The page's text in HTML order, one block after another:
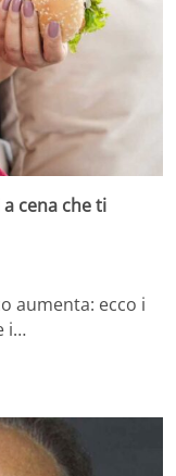
cena che ti
aumenta: ecco i
i…